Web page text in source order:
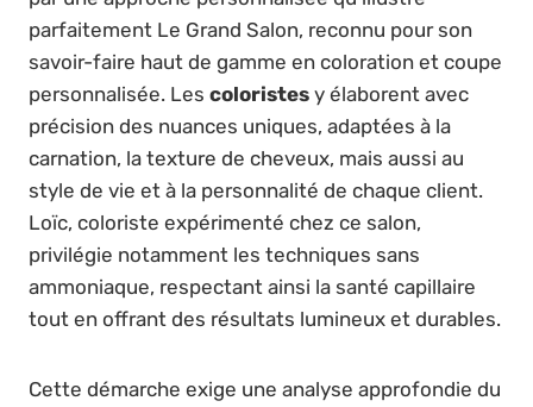
parfaitement Le Grand Salon, reconnu pour son
savoir-faire haut de gamme en coloration et coupe
personnalisée. Les coloristes y élaborent avec
précision des nuances uniques, adaptées à la
carnation, la texture de cheveux, mais aussi au
style de vie et à la personnalité de chaque client.
Loïc, coloriste expérimenté chez ce salon,
privilégie notamment les techniques sans
ammoniaque, respectant ainsi la santé capillaire
tout en offrant des résultats lumineux et durables.
Cette démarche exige une analyse approfondie du